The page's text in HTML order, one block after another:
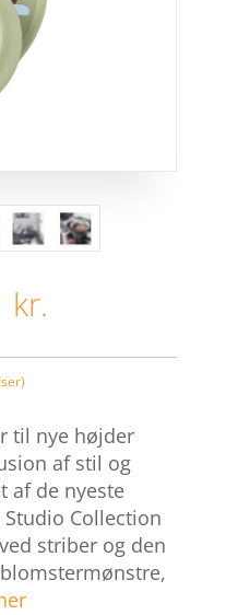
kr.
pris
er:
til nye højder
af stil og
af de nyeste
Collection
striber og den